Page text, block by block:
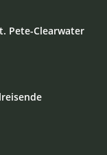
Pete-Clearwater